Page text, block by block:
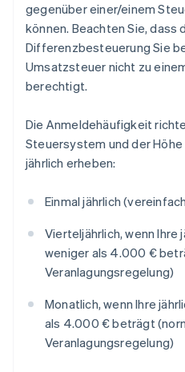
gegenüber einer/einem
können. Beachten Sie, dass
Differenzbesteuerung Sie
Umsatzsteuer nicht zu
berechtigt.
Die Anmeldehäufigkeit
Steuersystem und der
jährlich erheben:
Einmal jährlich
Vierteljährlich, wenn
weniger als 4.000 €
Veranlagungsregelung)
Monatlich, wenn Ihre
als 4.000 € beträgt
Veranlagungsregelung)